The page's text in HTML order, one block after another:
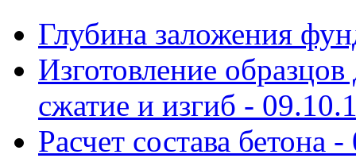
Глубина заложения
Изготовление
сжатие и изгиб -
Расчет состава бетона -